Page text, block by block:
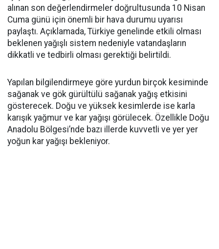
alınan son değerlendirmeler doğrultusunda 10 Nisan
Cuma günü için önemli bir hava durumu uyarısı
paylaştı. Açıklamada, Türkiye genelinde etkili olması
beklenen yağışlı sistem nedeniyle vatandaşların
dikkatli ve tedbirli olması gerektiği belirtildi.
Yapılan bilgilendirmeye göre yurdun birçok kesiminde
sağanak ve gök gürültülü sağanak yağış etkisini
gösterecek. Doğu ve yüksek kesimlerde ise karla
karışık yağmur ve kar yağışı görülecek. Özellikle Doğu
Anadolu Bölgesi’nde bazı illerde kuvvetli ve yer yer
yoğun kar yağışı bekleniyor.